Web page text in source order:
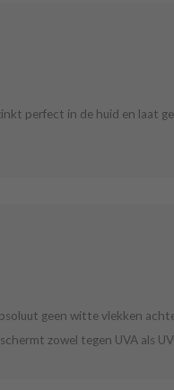
perfect in de huid en laat
geen witte vlekken
zowel tegen UVA als